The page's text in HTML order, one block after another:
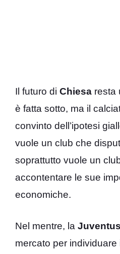
Il futuro di Chiesa resta
è fatta sotto, ma il
convinto dell’ipotesi
vuole un club che
soprattutto vuole un
accontentare le sue
economiche.
Nel mentre, la Juventus
mercato per individuare